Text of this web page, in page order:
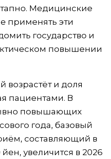
Медицинские
применять эти
государство и
повышении
возрастёт и доля
пациентами. В
повышающих
года, базовый
составляющий в
увеличится в 2026